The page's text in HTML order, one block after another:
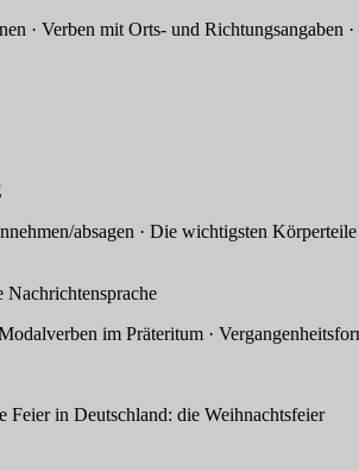
mit Orts- und Richtungsangaben ·
absagen · Die wichtigsten Körperteile
im Präteritum ·
Deutschland: die Weihnachtsfeier